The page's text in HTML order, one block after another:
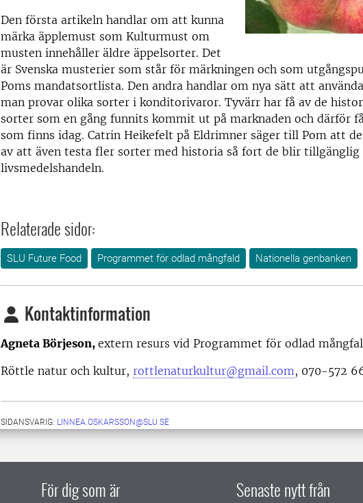
Den första artikeln handlar om att kunna
märka äpplemust som Kulturmust om
musten innehåller äldre äppelsorter. Det
är Svenska musterier som står för märkningen och som
Poms mandatsortlista. Den andra handlar om nya sätt att
man provar olika sorter i konditorivaror. Tyvärr har få av de
sorter som en gång funnits kommit ut på marknaden och därför
som finns idag. Catrin Heikefelt på Eldrimner säger till Pom att
av att även testa fler sorter med historia så fort de blir tillgänglig
livsmedelshandeln.
Relaterade sidor:
SLU Future Food Programmet för odlad mångfald Nationella genbanken
Kontaktinformation
Agneta Börjeson, extern resurs vid Programmet för odlad
Röttle natur och kultur, rottlenaturkultur@gmail.com, 070-572
SIDANSVARIG: LINNEA.OSKARSSON@SLU.SE
För dig som är Senaste nytt från